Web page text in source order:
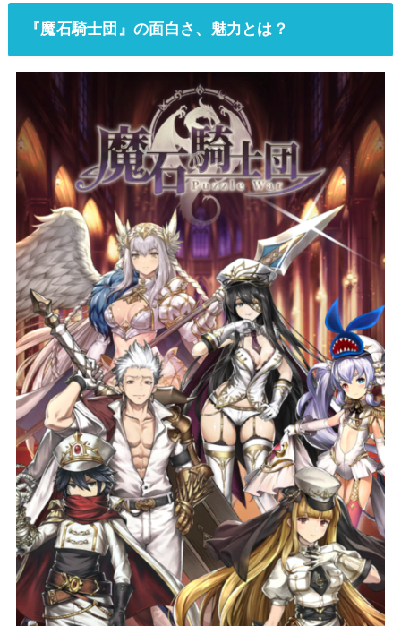
『魔石騎士団』の面白さ、魅力とは？